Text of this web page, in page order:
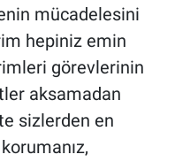
mücadelesini
hepiniz emin
görevlerinin
aksamadan
sizlerden en